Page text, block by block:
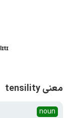
معنی tensility
noun